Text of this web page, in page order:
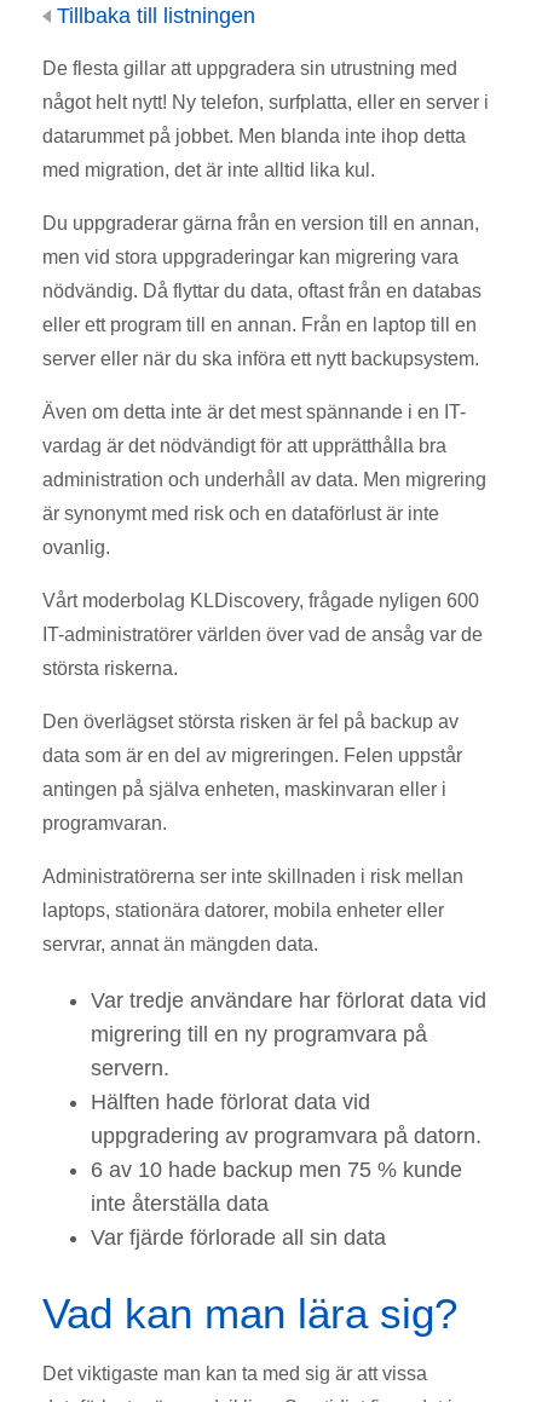
Tillbaka till listningen
De flesta gillar att uppgradera sin utrustning med
något helt nytt! Ny telefon, surfplatta, eller en server i
datarummet på jobbet. Men blanda inte ihop detta
med migration, det är inte alltid lika kul.
Du uppgraderar gärna från en version till en annan,
men vid stora uppgraderingar kan migrering vara
nödvändig. Då flyttar du data, oftast från en databas
eller ett program till en annan. Från en laptop till en
server eller när du ska införa ett nytt backupsystem.
Även om detta inte är det mest spännande i en IT-
vardag är det nödvändigt för att upprätthålla bra
administration och underhåll av data. Men migrering
är synonymt med risk och en dataförlust är inte
ovanlig.
Vårt moderbolag KLDiscovery, frågade nyligen 600
IT-administratörer världen över vad de ansåg var de
största riskerna.
Den överlägset största risken är fel på backup av
data som är en del av migreringen. Felen uppstår
antingen på själva enheten, maskinvaran eller i
programvaran.
Administratörerna ser inte skillnaden i risk mellan
laptops, stationära datorer, mobila enheter eller
servrar, annat än mängden data.
Var tredje användare har förlorat data vid
migrering till en ny programvara på
servern.
Hälften hade förlorat data vid
uppgradering av programvara på datorn.
6 av 10 hade backup men 75 % kunde
inte återställa data
Var fjärde förlorade all sin data
Vad kan man lära sig?
Det viktigaste man kan ta med sig är att vissa